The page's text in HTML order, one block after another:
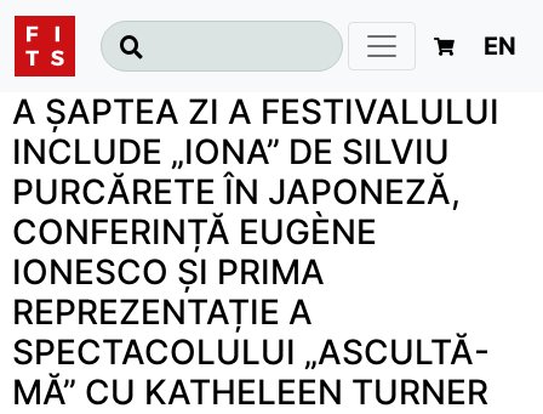
EN
A ȘAPTEA ZI A FESTIVALULUI
INCLUDE „IONA” DE SILVIU
PURCĂRETE ÎN JAPONEZĂ,
CONFERINȚĂ EUGÈNE
IONESCO ȘI PRIMA
REPREZENTAȚIE A
SPECTACOLULUI „ASCULTĂ-
MĂ” CU KATHELEEN TURNER